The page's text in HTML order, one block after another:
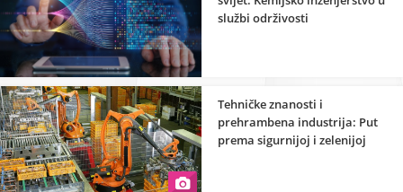
službi održivosti
Tehničke znanosti i
prehrambena industrija: Put
prema sigurnijoj i zelenijoj